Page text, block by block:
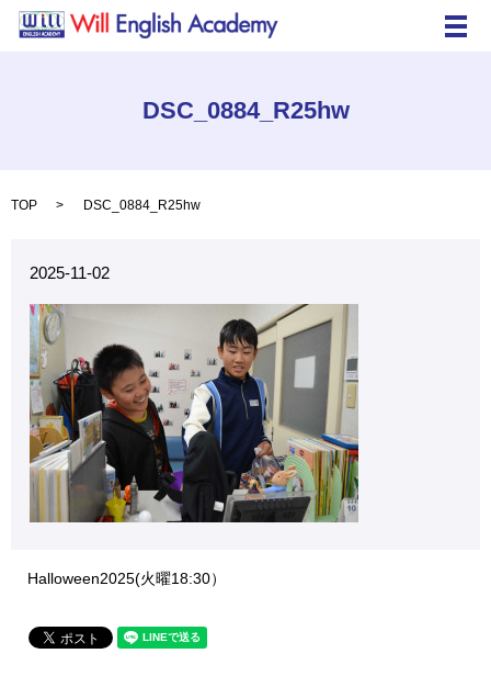
メ
DSC_0884_R25hw
TOP DSC_0884_R25hw
2025-11-02
Halloween2025(火曜18:30）